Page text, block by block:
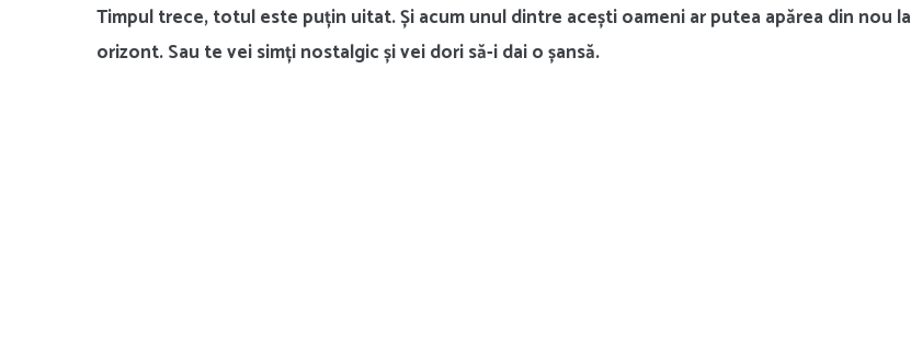
Timpul trece, totul este puțin uitat. Și acum unul dintre acești oameni ar putea apărea din nou la
orizont. Sau te vei simți nostalgic și vei dori să-i dai o șansă.